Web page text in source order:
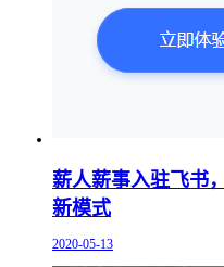
薪人薪事入驻飞书
新模式
2020-05-13